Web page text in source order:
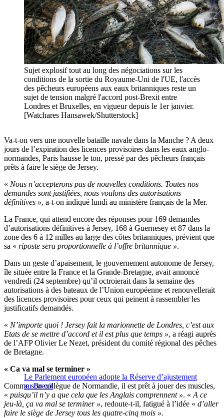
Sujet explosif tout au long des négociations sur les
conditions de la sortie du Royaume-Uni de l'UE, l'accès
des pêcheurs européens aux eaux britanniques reste un
sujet de tension malgré l'accord post-Brexit entre
Londres et Bruxelles, en vigueur depuis le 1er janvier.
[Watchares Hansawek/Shutterstock]
Va-t-on vers une nouvelle bataille navale dans la Manche ? A deux
jours de l’expiration des licences provisoires dans les eaux anglo-
normandes, Paris hausse le ton, pressé par des pêcheurs français
prêts à faire le siège de Jersey.
« Nous n’accepterons pas de nouvelles conditions. Toutes nos
demandes sont justifiées, nous voulons des autorisations
définitives », a-t-on indiqué lundi au ministère français de la Mer.
La France, qui attend encore des réponses pour 169 demandes
d’autorisations définitives à Jersey, 168 à Guernesey et 87 dans la
zone des 6 à 12 milles au large des côtes britanniques, prévient que
sa « riposte sera proportionnelle à l’offre britannique ».
Dans un geste d’apaisement, le gouvernement autonome de Jersey,
île située entre la France et la Grande-Bretagne, avait annoncé
vendredi (24 septembre) qu’il octroierait dans la semaine des
autorisations à des bateaux de l’Union européenne et renouvellerait
des licences provisoires pour ceux qui peinent à rassembler les
justificatifs demandés.
« N’importe quoi ! Jersey fait la marionnette de Londres, c’est aux
Etats de se mettre d’accord et il est plus que temps », a réagi auprès
de l’AFP Olivier Le Nezet, président du comité régional des pêches
de Bretagne.
Le Parlement européen adopte la Réserve d’ajustement
au Brexit
« Ca va mal se terminer »
Comme son collègue de Normandie, il est prêt à jouer des muscles,
« puisqu’il n’y a que cela que les Anglais comprennent ». « A ce
jeu-là, ça va mal se terminer », redoute-t-il, fatigué à l’idée « d’aller
faire le siège de Jersey tous les quatre-cinq mois ».